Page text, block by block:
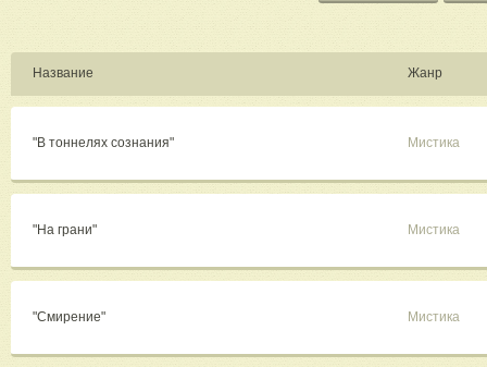
Название Жанр
"В тоннелях сознания" Мистика
"На грани" Мистика
"Смирение" Мистика